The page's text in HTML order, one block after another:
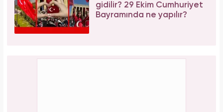
gidilir? 29 Ekim Cumhuriyet
Bayramında ne yapılır?